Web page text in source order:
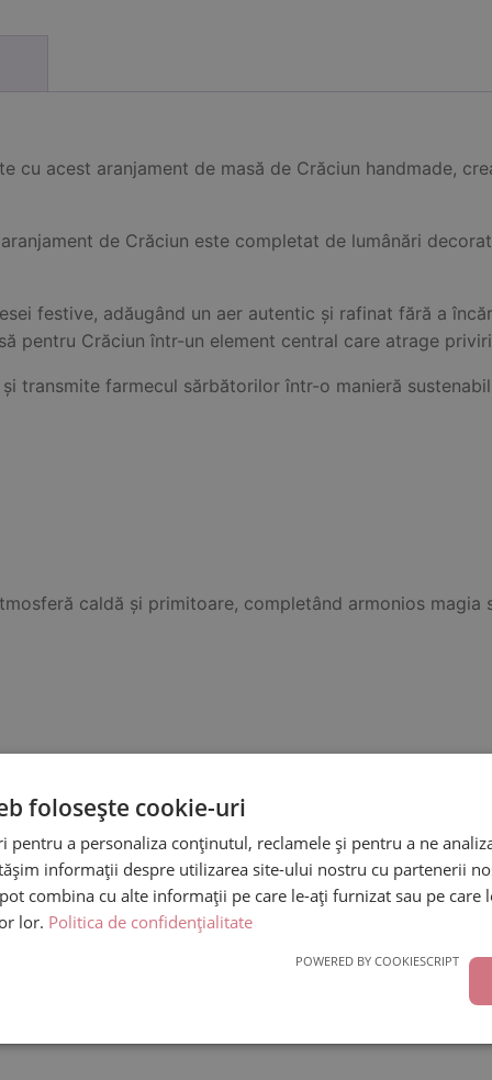
cu acest aranjament de masă de Crăciun handmade,
de Crăciun este completat de lumânări
festive, adăugând un aer autentic și rafinat fără a
pentru Crăciun într-un element central care atrage
transmite farmecul sărbătorilor într-o manieră
caldă și primitoare, completând armonios magia
de Craciun cu brazi luminati”
sunt marcate cu*
folosește cookie-uri
pentru a personaliza conținutul, reclamele și pentru a ne
informații despre utilizarea site-ului nostru cu partenerii
combina cu alte informații pe care le-ați furnizat sau pe care
lor. Politica de confidențialitate
POWERED BY COOKIESCRIPT